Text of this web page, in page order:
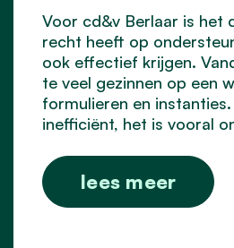
Voor cd&v Berlaar is het
recht heeft op
ook effectief krijgen.
te veel gezinnen op een
formulieren en
inefficiënt, het is vooral
lees meer